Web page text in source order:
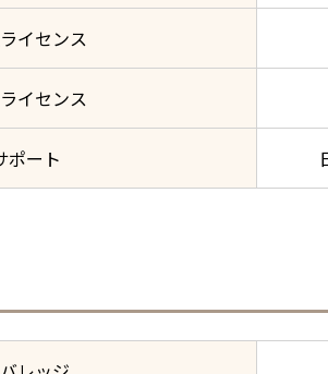
イセンス
イセンス
ポート